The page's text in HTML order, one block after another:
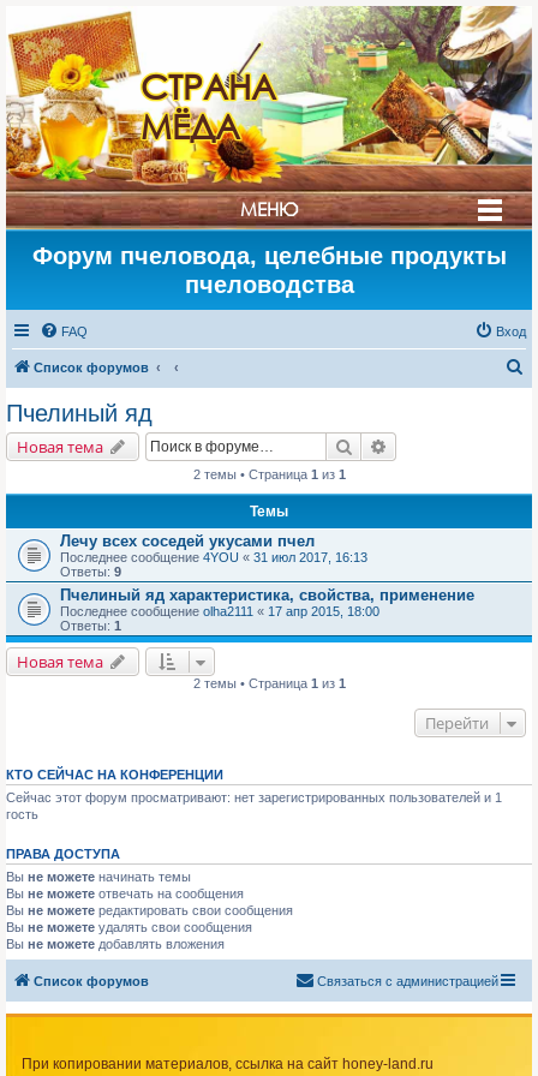
СТРАНА
МЁДА
МЕНЮ
Форум пчеловода, целебные продукты
пчеловодства
FAQ Вход
Список форумов
Пчелиный яд
Новая тема Поиск
2 темы • Страница 1 из 1
Темы
Лечу всех соседей укусами пчел
Последнее сообщение 4YOU « 31 июл 2017, 16:13
Ответы: 9
Пчелиный яд характеристика, свойства, применение
Последнее сообщение olha2111 « 17 апр 2015, 18:00
Ответы: 1
Новая тема
2 темы • Страница 1 из 1
Перейти
КТО СЕЙЧАС НА КОНФЕРЕНЦИИ
Сейчас этот форум просматривают: нет зарегистрированных пользователей и 1
гость
ПРАВА ДОСТУПА
Вы не можете начинать темы
Вы не можете отвечать на сообщения
Вы не можете редактировать свои сообщения
Вы не можете удалять свои сообщения
Вы не можете добавлять вложения
Список форумов Связаться с администрацией
При копировании материалов, ссылка на сайт honey-land.ru